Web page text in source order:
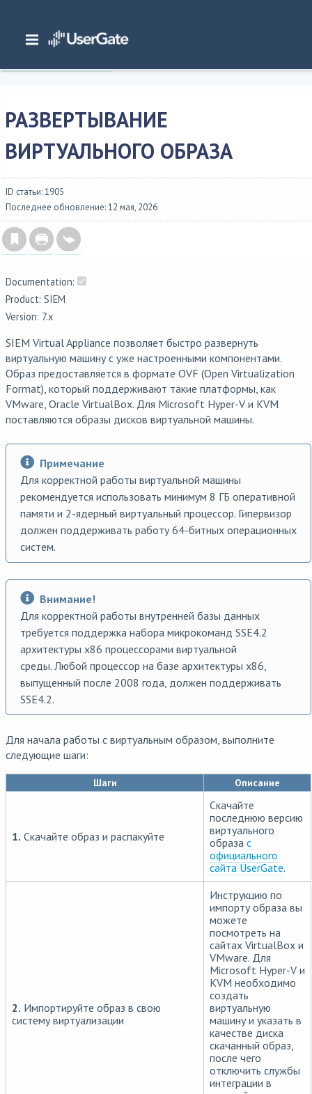
Главная/ Документация/SIEM/
UserGate SIEM 7.x Руководство администратора
РАЗВЕРТЫВАНИЕ
ВИРТУАЛЬНОГО ОБРАЗА
ID статьи: 1905
Последнее обновление: 12 мая, 2026
Documentation:
Product: SIEM
Version: 7.x
SIEM Virtual Appliance позволяет быстро развернуть
виртуальную машину с уже настроенными компонентами.
Образ предоставляется в формате OVF (Open Virtualization
Format), который поддерживают такие платформы, как
VMware, Oracle VirtualBox. Для Microsoft Hyper-V и KVM
поставляются образы дисков виртуальной машины.
Примечание
Для корректной работы виртуальной машины
рекомендуется использовать минимум 8 ГБ оперативной
памяти и 2-ядерный виртуальный процессор. Гипервизор
должен поддерживать работу 64-битных операционных
систем.
Внимание!
Для корректной работы внутренней базы данных
требуется поддержка набора микрокоманд SSE4.2
архитектуры x86 процессорами виртуальной
среды. Любой процессор на базе архитектуры x86,
выпущенный после 2008 года, должен поддерживать
SSE4.2.
Для начала работы с виртуальным образом, выполните
следующие шаги:
Шаги Описание
1. Скачайте образ и распакуйте
Скачайте
последнюю версию
виртуального
образа с
официального
сайта UserGate.
2. Импортируйте образ в свою
систему виртуализации
Инструкцию по
импорту образа вы
можете
посмотреть на
сайтах VirtualBox и
VMware. Для
Microsoft Hyper-V и
KVM необходимо
создать
виртуальную
машину и указать в
качестве диска
скачанный образ,
после чего
отключить службы
интеграции в